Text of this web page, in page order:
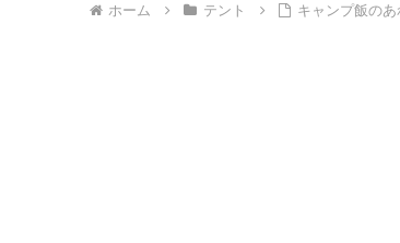
ホーム テント キャンプ飯の